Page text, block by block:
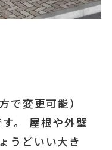
で変更可能）
。 屋根や外壁
うどいい大き